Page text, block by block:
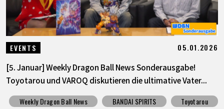
LANGUAGE
JP
EVENTS 05.01.2026
[5. Januar] Weekly Dragon Ball News Sonderausgabe!
Toyotarou und VAROQ diskutieren die ultimative Vater...
Weekly Dragon Ball News BANDAI SPIRITS
Toyotarou